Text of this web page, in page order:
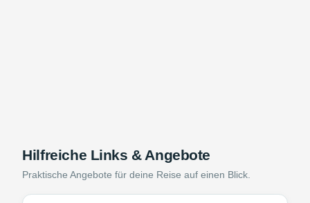
Hilfreiche Links & Angebote
Praktische Angebote für deine Reise auf einen Blick.